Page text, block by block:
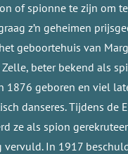
of spionne te zijn om
z’n geheimen
geboortehuis van
Zelle, beter bekend als
1876 geboren en viel
danseres. Tijdens de
ze als spion
vervuld. In 1917